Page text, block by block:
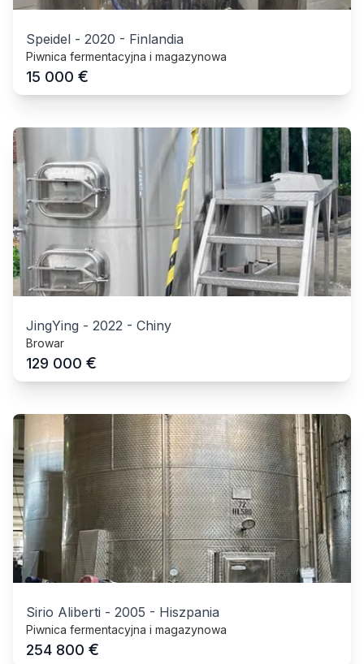
Speidel - 2020 - Finlandia
Piwnica fermentacyjna i magazynowa
15 000 €
JingYing - 2022 - Chiny
Browar
129 000 €
Sirio Aliberti - 2005 - Hiszpania
Piwnica fermentacyjna i magazynowa
254 800 €